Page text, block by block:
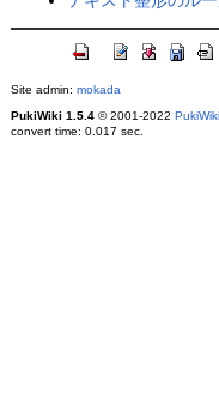
Site admin: mokada
PukiWiki 1.5.4© 2001-2022
convert time: 0.017 sec.